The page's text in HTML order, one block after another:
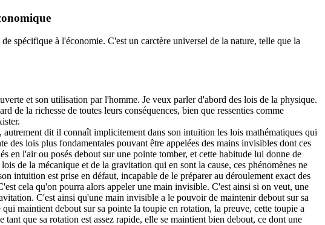
spécifique à l'économie. C'est un carctère universel de la nature, telle que la
et son utilisation par l'homme. Je veux parler d'abord des lois de la physique.
de la richesse de toutes leurs conséquences, bien que ressenties comme
dit il connaît implicitement dans son intuition les lois mathématiques qui
des lois plus fondamentales pouvant être appelées des mains invisibles dont ces
en l'air ou posés debout sur une pointe tomber, et cette habitude lui donne de
de la mécanique et de la gravitation qui en sont la cause, ces phénomènes ne
intuition est prise en défaut, incapable de le préparer au déroulement exact des
cela qu'on pourra alors appeler une main invisible. C'est ainsi si on veut, une
C'est ainsi qu'une main invisible a le pouvoir de maintenir debout sur sa
maintient debout sur sa pointe la toupie en rotation, la preuve, cette toupie a
que sa rotation est assez rapide, elle se maintient bien debout, ce dont une